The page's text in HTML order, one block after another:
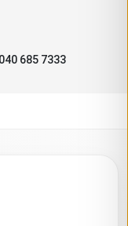
685 7333